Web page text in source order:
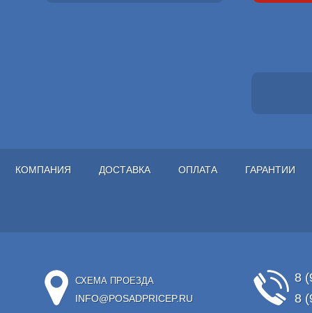
КОМПАНИЯ ДОСТАВКА ОПЛАТА ГАРАНТИИ
СХЕМА ПРОЕЗДА
INFO@POSADPRICEP.RU
8
8